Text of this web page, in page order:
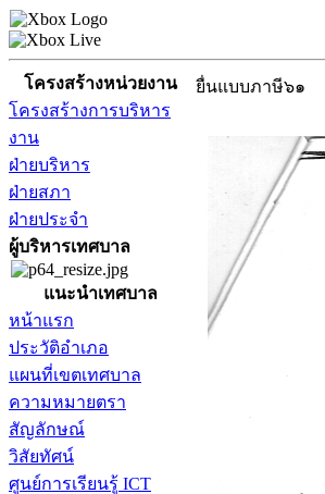
โครงสร้างหน่วยงาน
โครงสร้างการบริหาร
งาน
ฝ่ายบริหาร
ฝ่ายสภา
ฝ่ายประจำ
ผู้บริหารเทศบาล
แนะนำเทศบาล
หน้าแรก
ประวัติอำเภอ
แผนที่เขตเทศบาล
ความหมายตรา
สัญลักษณ์
วิสัยทัศน์
ศูนย์การเรียนรู้ ICT
ยื่นแบบภาษี๖๑